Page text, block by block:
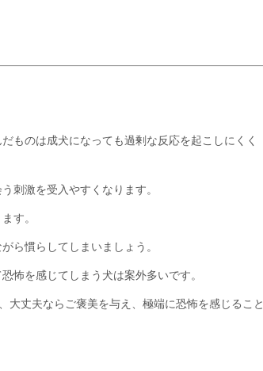
ものは成犬になっても過剰な反応を起こしにくく
刺激を受入やすくなります。
す。
ら慣らしてしまいましょう。
怖を感じてしまう犬は案外多いです。
丈夫ならご褒美を与え、極端に恐怖を感じること